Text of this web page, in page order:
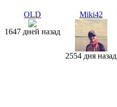
OLD
1647 дней назад
Miki42
2554 дня назад